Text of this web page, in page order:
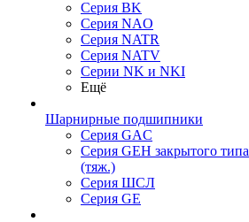
Серия BK
Серия NAO
Серия NATR
Серия NATV
Серии NK и NKI
Ещё
Шарнирные подшипники
Серия GAC
Серия GEH закрытого типа
(тяж.)
Серия ШСЛ
Серия GE